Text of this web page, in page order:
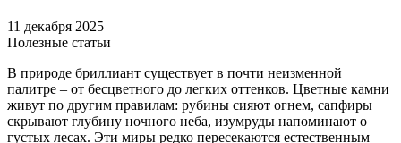
11 декабря 2025
Полезные статьи
В природе бриллиант существует в почти неизменной
палитре – от бесцветного до легких оттенков. Цветные камни
живут по другим правилам: рубины сияют огнем, сапфиры
скрывают глубину ночного неба, изумруды напоминают о
густых лесах. Эти миры редко пересекаются естественным